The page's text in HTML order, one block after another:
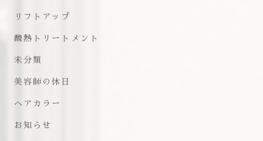
リフトアップ
酸熱トリートメント
未分類
美容師の休日
ヘアカラー
お知らせ